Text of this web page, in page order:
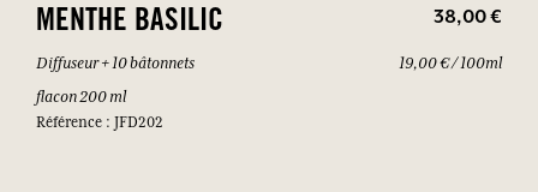
MENTHE BASILIC 38,00 €
Diffuseur + 10 bâtonnets
flacon 200 ml
Référence : JFD202
19,00 € / 100ml